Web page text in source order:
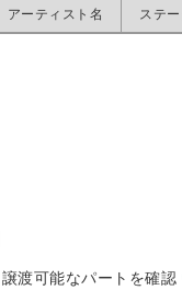
アーティスト名 ステ
アーティスト名 ステ
アーティスト名 ステ
アーティスト名 ステ
譲渡可能なパートを確認